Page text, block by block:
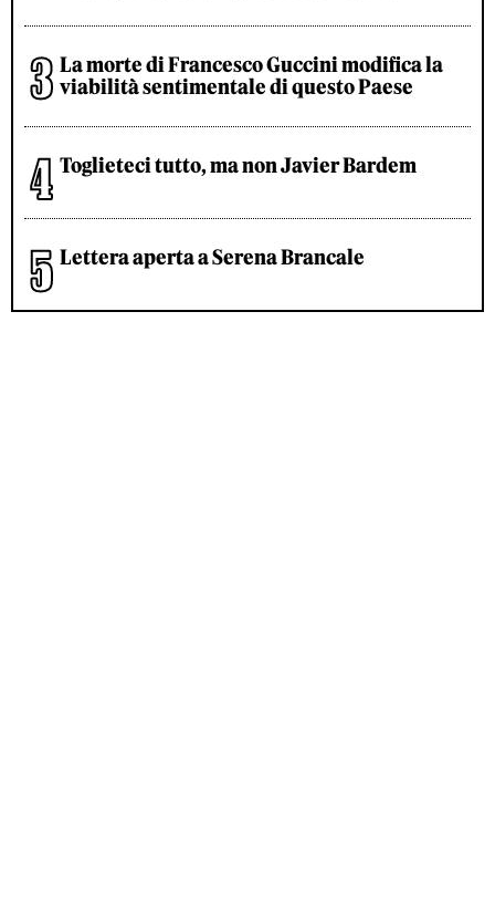
La morte di Francesco Guccini modifica la
viabilità sentimentale di questo Paese
Toglieteci tutto, ma non Javier Bardem
Lettera aperta a Serena Brancale